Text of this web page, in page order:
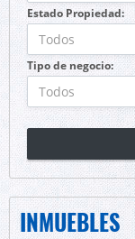
Estado Propiedad:
Todos
Tipo de negocio:
Todos
INMUEBLES